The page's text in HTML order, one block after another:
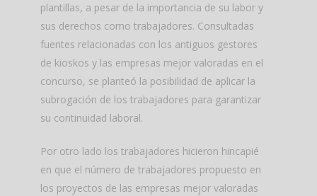
plantillas, a pesar de la importancia de su labor y
sus derechos como trabajadores. Consultadas
fuentes relacionadas con los antiguos gestores
de kioskos y las empresas mejor valoradas en el
concurso, se planteó la posibilidad de aplicar la
subrogación de los trabajadores para garantizar
su continuidad laboral.
Por otro lado los trabajadores hicieron hincapié
en que el número de trabajadores propuesto en
los proyectos de las empresas mejor valoradas